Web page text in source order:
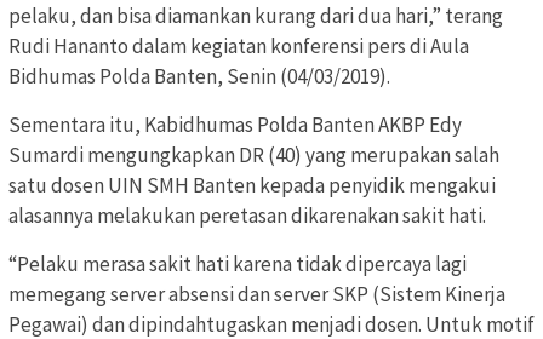
pelaku, dan bisa diamankan kurang dari dua hari,” terang
Rudi Hananto dalam kegiatan konferensi pers di Aula
Bidhumas Polda Banten, Senin (04/03/2019).
Sementara itu, Kabidhumas Polda Banten AKBP Edy
Sumardi mengungkapkan DR (40) yang merupakan salah
satu dosen UIN SMH Banten kepada penyidik mengakui
alasannya melakukan peretasan dikarenakan sakit hati.
“Pelaku merasa sakit hati karena tidak dipercaya lagi
memegang server absensi dan server SKP (Sistem Kinerja
Pegawai) dan dipindahtugaskan menjadi dosen. Untuk motif